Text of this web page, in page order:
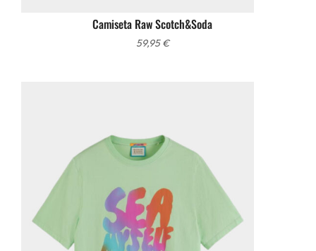
Camiseta Raw Scotch&Soda
59,95€